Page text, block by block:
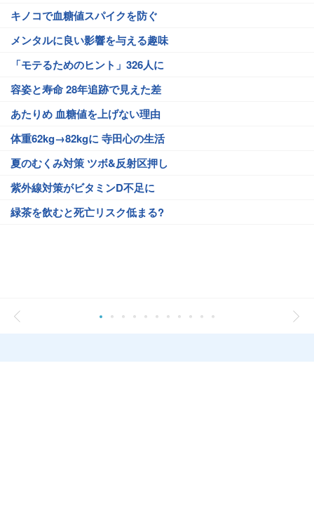
キノコで血糖値スパイクを防ぐ
メンタルに良い影響を与える趣味
「モテるためのヒント」326人に
容姿と寿命 28年追跡で見えた差
あたりめ 血糖値を上げない理由
体重62kg→82kgに 寺田心の生活
夏のむくみ対策 ツボ&反射区押し
紫外線対策がビタミンD不足に
緑茶を飲むと死亡リスク低まる?